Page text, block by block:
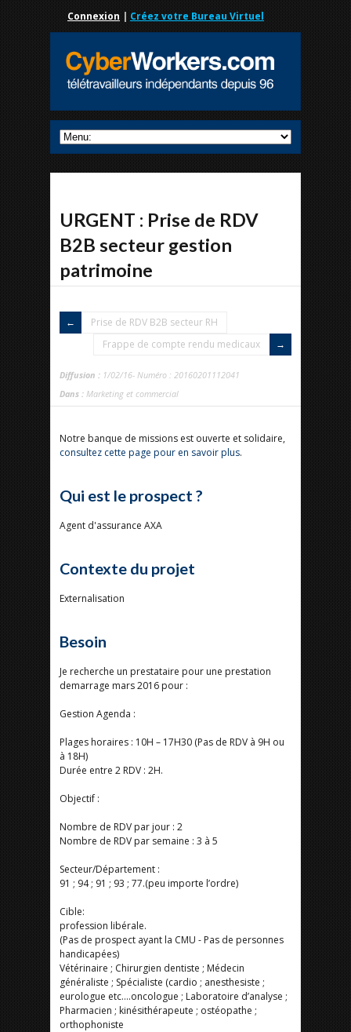
Connexion | Créez votre Bureau Virtuel
URGENT : Prise de RDV
B2B secteur gestion
patrimoine
Prise de RDV B2B secteur RH
Frappe de compte rendu medicaux
Diffusion : 1/02/16- Numéro : 20160201112041
Dans : Marketing et commercial
Notre banque de missions est ouverte et solidaire,
consultez cette page pour en savoir plus.
Qui est le prospect ?
Agent d'assurance AXA
Contexte du projet
Externalisation
Besoin
Je recherche un prestataire pour une prestation
demarrage mars 2016 pour :
Gestion Agenda :
Plages horaires : 10H – 17H30 (Pas de RDV à 9H ou
à 18H)
Durée entre 2 RDV : 2H.
Objectif :
Nombre de RDV par jour : 2
Nombre de RDV par semaine : 3 à 5
Secteur/Département :
91 ; 94 ; 91 ; 93 ; 77.(peu importe l’ordre)
Cible:
profession libérale.
(Pas de prospect ayant la CMU - Pas de personnes
handicapées)
Vétérinaire ; Chirurgien dentiste ; Médecin
généraliste ; Spécialiste (cardio ; anesthesiste ;
eurologue etc….oncologue ; Laboratoire d’analyse ;
Pharmacien ; kinésithérapeute ; ostéopathe ;
orthophoniste